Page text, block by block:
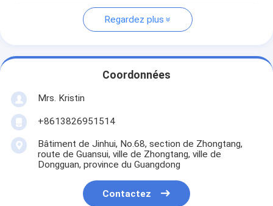
Regardez plus
Coordonnées
Mrs. Kristin
+8613826951514
Bâtiment de Jinhui, No.68, section de Zhongtang,
route de Guansui, ville de Zhongtang, ville de
Dongguan, province du Guangdong
Contactez